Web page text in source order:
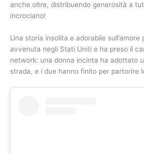
anche oltre, distribuendo generosità a
incrociano!
Una storia insolita e adorabile sull’amore
avvenuta negli Stati Uniti e ha preso il
network: una donna incinta ha adottato
strada, e i due hanno finito per partorire